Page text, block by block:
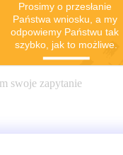
Prosimy o przesłanie
Państwa wniosku, a my
odpowiemy Państwu tak
szybko, jak to możliwe.